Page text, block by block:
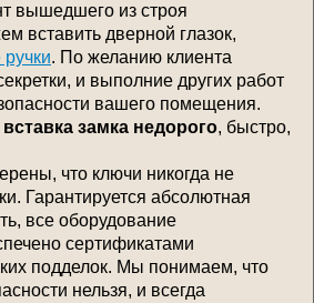
вышедшего из строя
вставить дверной глазок,
. По желанию клиента
и выполние других работ
вашего помещения.
вставка замка недорого, быстро,
что ключи никогда не
Гарантируется абсолютная
все оборудование
сертификатами
подделок. Мы понимаем, что
нельзя, и всегда